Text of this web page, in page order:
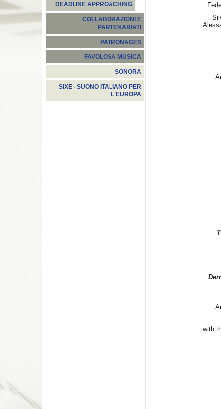
DEADLINE APPROACHING
COLLABORAZIONI E
PARTENARIATI
PATRONAGES
FAVOLOSA MUSICA
SONORA
SIXE - SUONO ITALIANO PER
L'EUROPA
with